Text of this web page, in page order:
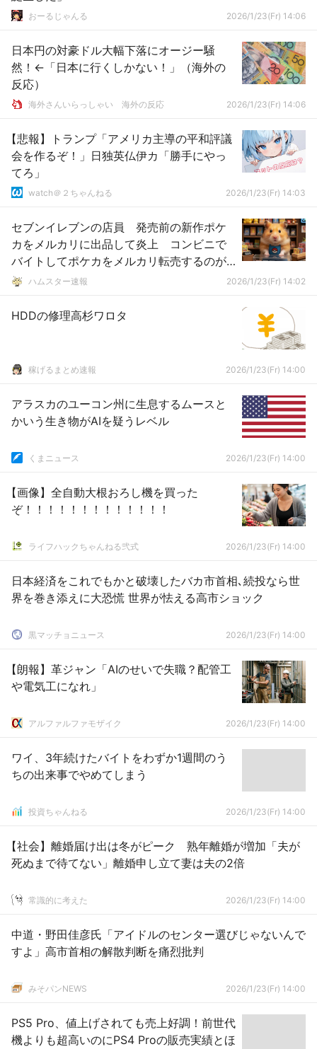
おーるじゃんる 2026/1/23(Fr) 14:06
日本円の対豪ドル大幅下落にオージー騒
然！←「日本に行くしかない！」（海外の
反応）
海外さんいらっしゃい 海外の反応 2026/1/23(Fr) 14:06
【悲報】トランプ「アメリカ主導の平和評議
会を作るぞ！」日独英仏伊カ「勝手にやっ
てろ」
watch＠２ちゃんねる 2026/1/23(Fr) 14:03
セブンイレブンの店員 発売前の新作ポケ
カをメルカリに出品して炎上 コンビニで
バイトしてポケカをメルカリ転売するのが
最強の稼ぎルートに
ハムスター速報 2026/1/23(Fr) 14:02
HDDの修理高杉ワロタ
稼げるまとめ速報 2026/1/23(Fr) 14:00
アラスカのユーコン州に生息するムースと
かいう生き物がAIを疑うレベル
くまニュース 2026/1/23(Fr) 14:00
【画像】全自動大根おろし機を買った
ぞ！！！！！！！！！！！！！
ライフハックちゃんねる弐式 2026/1/23(Fr) 14:00
日本経済をこれでもかと破壊したバカ市首相､続投なら世
界を巻き添えに大恐慌 世界が怯える高市ショック
黒マッチョニュース 2026/1/23(Fr) 14:00
【朗報】革ジャン「AIのせいで失職？配管工
や電気工になれ」
アルファルファモザイク 2026/1/23(Fr) 14:00
ワイ、3年続けたバイトをわずか1週間のう
ちの出来事でやめてしまう
投資ちゃんねる 2026/1/23(Fr) 14:00
【社会】離婚届け出は冬がピーク 熟年離婚が増加「夫が
死ぬまで待てない」離婚申し立て妻は夫の2倍
常識的に考えた 2026/1/23(Fr) 14:00
中道・野田佳彦氏「アイドルのセンター選びじゃないんで
すよ」高市首相の解散判断を痛烈批判
みそパンNEWS 2026/1/23(Fr) 14:00
PS5 Pro、値上げされても売上好調！前世代
機よりも超高いのにPS4 Proの販売実績とほ